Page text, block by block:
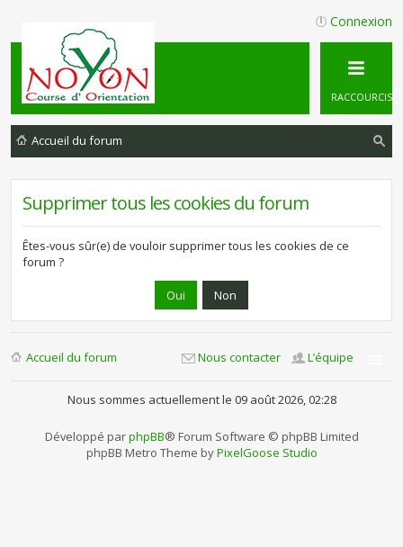
Connexion
RACCOURCIS
Accueil du forum
Supprimer tous les cookies du forum
Êtes-vous sûr(e) de vouloir supprimer tous les cookies de ce
forum ?
Accueil du forum L’équipe
Nous contacter
Nous sommes actuellement le 09 août 2026, 02:28
Développé parphpBB® Forum Software © phpBB Limited
phpBB Metro Theme byPixelGoose Studio